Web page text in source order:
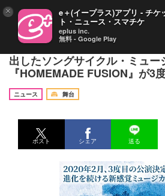
ニューヨークのミュージカル・
出したソングサイクル・ミュー
『HOMEMADE FUSION』が3
ニュース
舞台
ポスト シェア 送る
× e＋(イープラス)アプリ - チケ
ト・ニュース・スマチケ
eplus inc.
無料 - Google Play